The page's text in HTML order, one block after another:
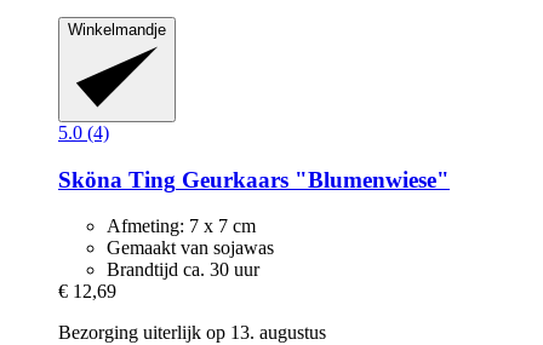
Winkelmandje
5.0 (4)
Sköna Ting Geurkaars "Blumenwiese"
Afmeting: 7 x 7 cm
Gemaakt van sojawas
Brandtijd ca. 30 uur
€ 12,69
Bezorging uiterlijk op 13. augustus